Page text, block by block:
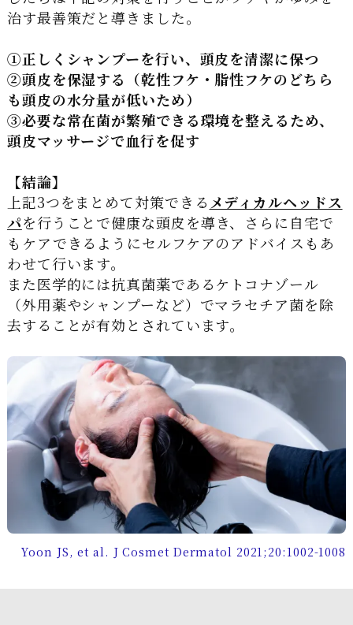
治す最善策だと導きました。
①正しくシャンプーを行い、頭皮を清潔に保つ
②頭皮を保湿する（乾性フケ・脂性フケのどちら
も頭皮の水分量が低いため）
③必要な常在菌が繁殖できる環境を整えるため、
頭皮マッサージで血行を促す
【結論】
上記3つをまとめて対策できる メディカルヘッドス
パを行うことで健康な頭皮を導き、さらに自宅で
もケアできるようにセルフケアのアドバイスもあ
わせて行います。
また医学的には抗真菌薬であるケトコナゾール
（外用薬やシャンプーなど）でマラセチア菌を除
去することが有効とされています。
Yoon JS, et al. J Cosmet Dermatol 2021;20:1002-1008